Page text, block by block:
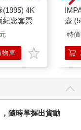
(1995) 4K
紀念套票
元
物車
壺
特價
隨時掌握出貨動